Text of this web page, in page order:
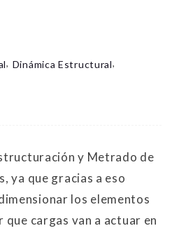
, Dinámica Estructural,
y Metrado de
ya que gracias a eso
los elementos
cargas van a actuar en